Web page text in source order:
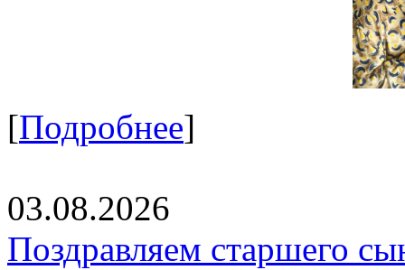
[Подробнее]
03.08.2026
Поздравляем старшего